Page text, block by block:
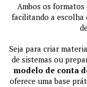
Ambos os
facilitando a escolha
Seja para criar
de sistemas ou
modelo de conta
oferece uma base